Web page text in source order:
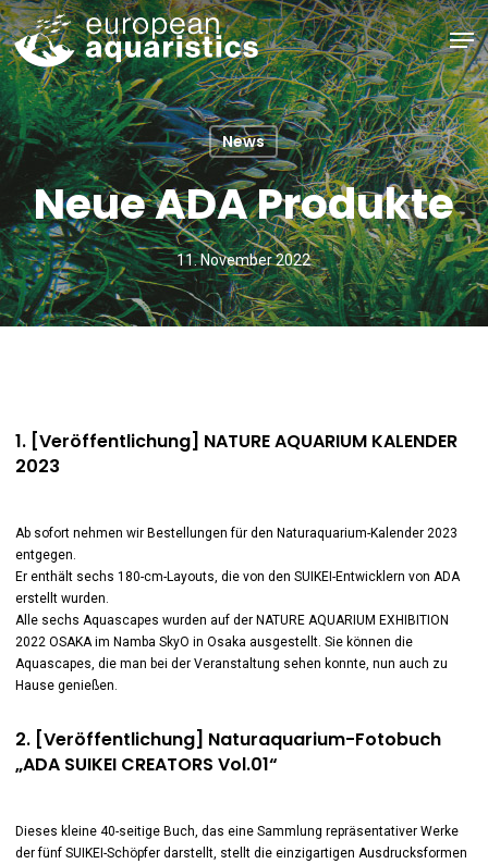
Skip
to
main
content
News
Neue ADA Produkte
11. November 2022
1. [Veröffentlichung] NATURE AQUARIUM KALENDER
2023
Ab sofort nehmen wir Bestellungen für den Naturaquarium-Kalender 2023
entgegen.
Er enthält sechs 180-cm-Layouts, die von den SUIKEI-Entwicklern von ADA
erstellt wurden.
Alle sechs Aquascapes wurden auf der NATURE AQUARIUM EXHIBITION
2022 OSAKA im Namba SkyO in Osaka ausgestellt. Sie können die
Aquascapes, die man bei der Veranstaltung sehen konnte, nun auch zu
Hause genießen.
2. [Veröffentlichung] Naturaquarium-Fotobuch
„ADA SUIKEI CREATORS Vol.01“
Dieses kleine 40-seitige Buch, das eine Sammlung repräsentativer Werke
der fünf SUIKEI-Schöpfer darstellt, stellt die einzigartigen Ausdrucksformen
Close
Menu